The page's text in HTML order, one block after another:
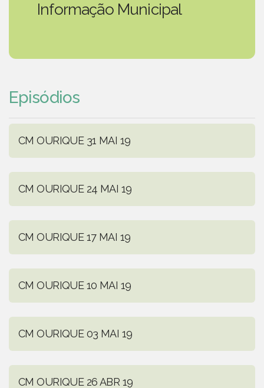
Informação Municipal
Episódios
CM OURIQUE 31 MAI 19
CM OURIQUE 24 MAI 19
CM OURIQUE 17 MAI 19
CM OURIQUE 10 MAI 19
CM OURIQUE 03 MAI 19
CM OURIQUE 26 ABR 19